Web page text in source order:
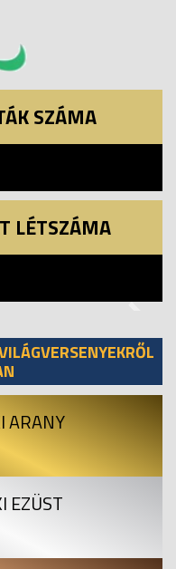
SZÁMA
LÉTSZÁMA
ARANY
EZÜST